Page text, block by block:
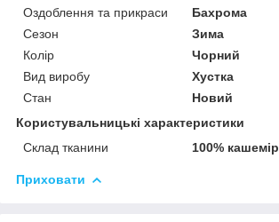
Оздоблення та прикраси
Бахрома
Сезон
Зима
Колір
Чорний
Вид виробу
Хустка
Стан
Новий
Користувальницькі характеристики
Склад тканини
100% кашемір
Приховати